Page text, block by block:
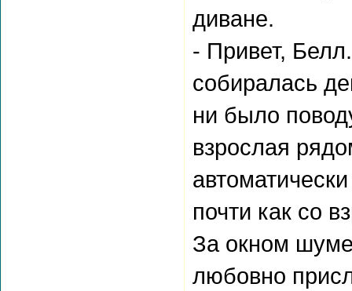
диване.
- Привет,
собиралась
ни было
взрослая
почти как со
За окном
любовно